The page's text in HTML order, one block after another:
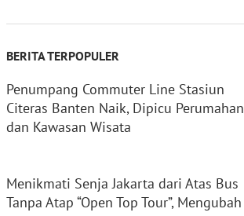
BERITA TERPOPULER
Penumpang Commuter Line Stasiun
Citeras Banten Naik, Dipicu Perumahan
dan Kawasan Wisata
Menikmati Senja Jakarta dari Atas Bus
Tanpa Atap “Open Top Tour”, Mengubah